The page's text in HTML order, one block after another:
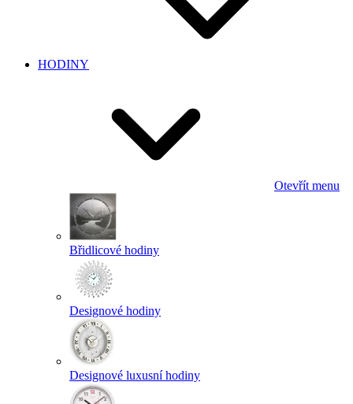
HODINY
Otevřít menu
Břidlicové hodiny
Designové hodiny
Designové luxusní hodiny